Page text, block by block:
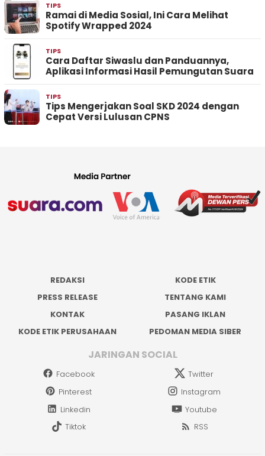
TIPS
Ramai di Media Sosial, Ini Cara Melihat
Spotify Wrapped 2024
TIPS
Cara Daftar Siwaslu dan Panduannya,
Aplikasi Informasi Hasil Pemungutan Suara
TIPS
Tips Mengerjakan Soal SKD 2024 dengan
Cepat Versi Lulusan CPNS
REDAKSI
KODE ETIK
PRESS RELEASE
TENTANG KAMI
KONTAK
PASANG IKLAN
KODE ETIK PERUSAHAAN
PEDOMAN MEDIA SIBER
JARINGAN SOCIAL
Facebook
Twitter
Pinterest
Instagram
Linkedin
Youtube
Tiktok
RSS